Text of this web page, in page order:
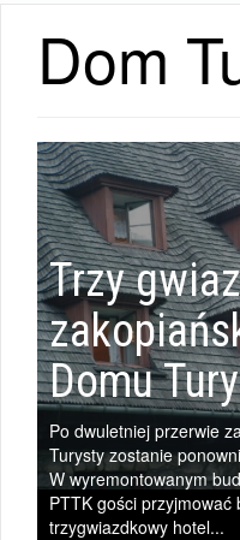
Dom
Trzy
Domu
Po dwuletniej przerwie
Turysty zostanie
W wyremontowanym
PTTK gości przyjmować
trzygwiazdkowy hotel...